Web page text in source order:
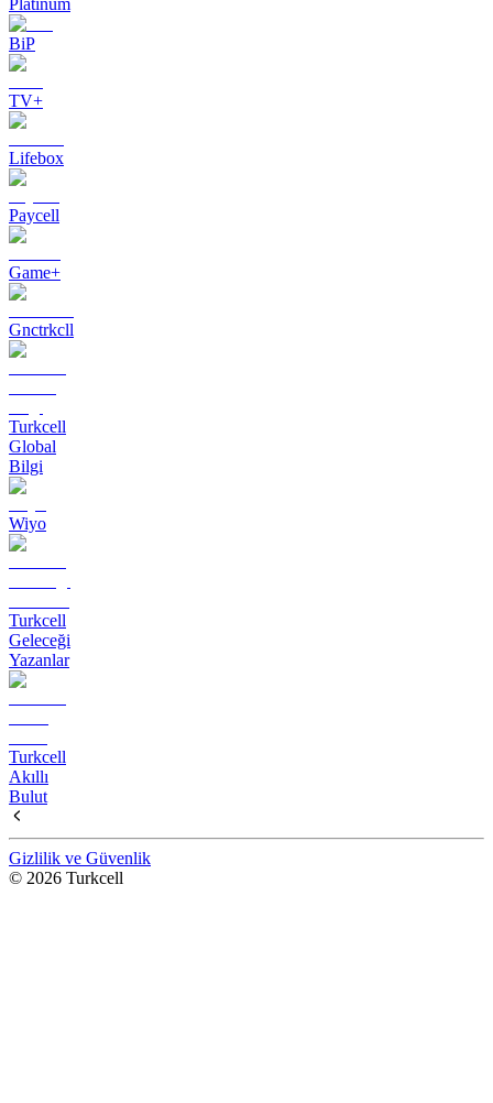
BiP
TV+
Lifebox
Paycell
Game+
Gnctrkcll
Turkcell
Global
Bilgi
Wiyo
Turkcell
Geleceği
Yazanlar
Turkcell
Akıllı
Bulut
Gizlilik ve Güvenlik
© 2026 Turkcell